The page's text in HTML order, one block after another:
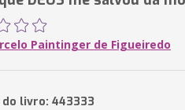
Paintinger de Figueiredo
do livro: 443333